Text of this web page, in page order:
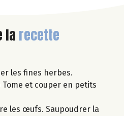
larecette
les fines herbes.
Tome et couper en petits
les œufs. Saupoudrer la